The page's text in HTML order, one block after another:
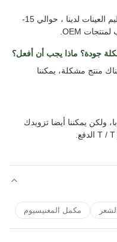
ج: يستغرق الأمر حوالي 3 إلى 7 أيام لتسليم العينات لدينا ، حوالي 15-
جودة؟ ماذا يجب أن أفعل؟
منتج مشكلة، يمكننا
ولكن يمكننا أيضا تزويدك
مكمل المغنيسيوم